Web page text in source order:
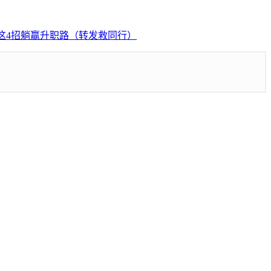
招躺赢升职路（转发救同行）